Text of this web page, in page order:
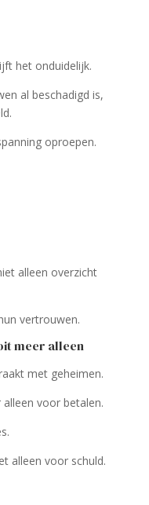
het onduidelijk.
al beschadigd is,
oproepen.
alleen overzicht
vertrouwen.
meer alleen
met geheimen.
voor betalen.
alleen voor schuld.